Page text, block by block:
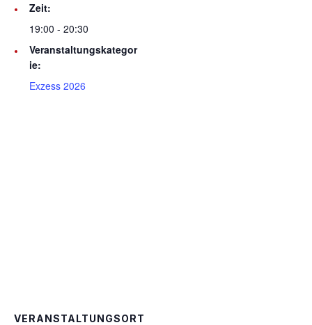
Zeit:
19:00 - 20:30
Veranstaltungskategor
ie:
Exzess 2026
VERANSTALTUNGSORT